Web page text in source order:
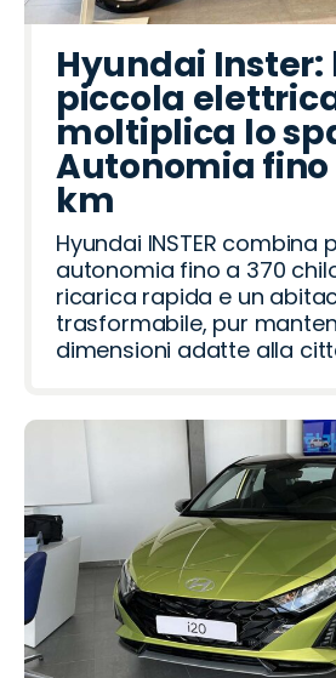
Hyundai Inster:
piccola
moltiplica lo
Autonomia fino
km
Hyundai INSTER combina
autonomia fino a 370
ricarica rapida e un
trasformabile, pur
dimensioni adatte alla